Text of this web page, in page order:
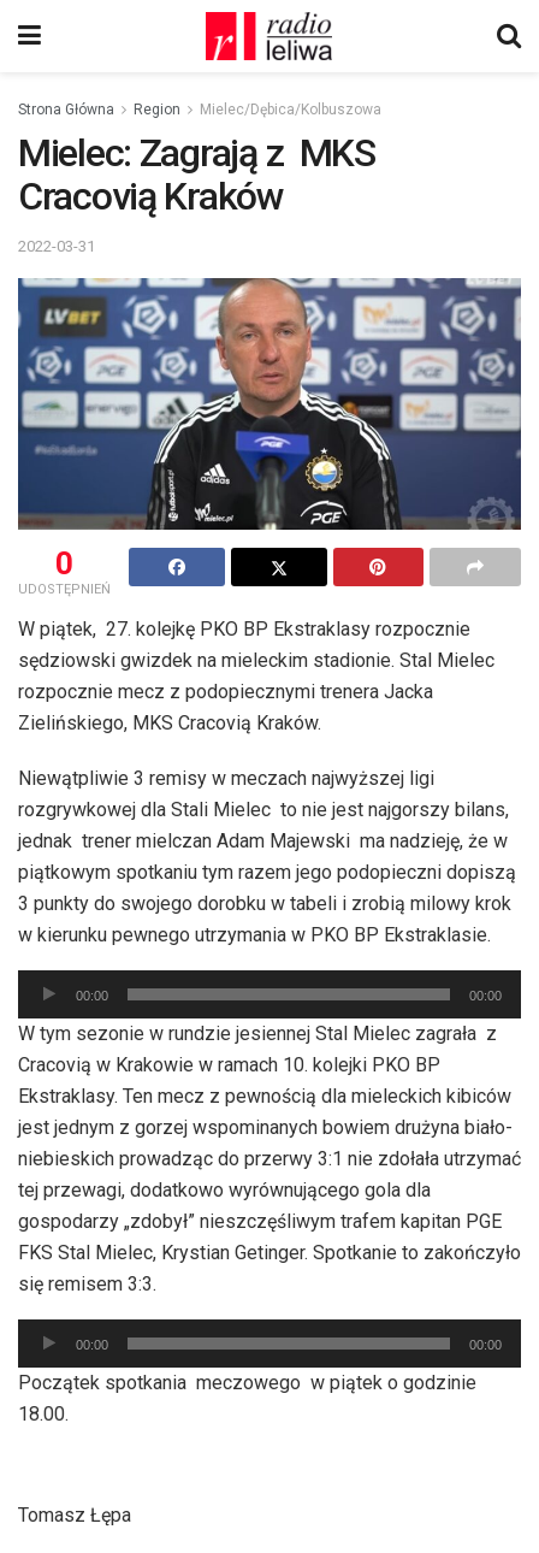
Strona Główna Region Mielec/Dębica/Kolbuszowa
Mielec: Zagrają z MKS
Cracovią Kraków
2022-03-31
0
UDOSTĘPNIEŃ
W piątek, 27. kolejkę PKO BP Ekstraklasy rozpocznie
sędziowski gwizdek na mieleckim stadionie. Stal Mielec
rozpocznie mecz z podopiecznymi trenera Jacka
Zielińskiego, MKS Cracovią Kraków.
Niewątpliwie 3 remisy w meczach najwyższej ligi
rozgrywkowej dla Stali Mielec to nie jest najgorszy bilans,
jednak trener mielczan Adam Majewski ma nadzieję, że w
piątkowym spotkaniu tym razem jego podopieczni dopiszą
3 punkty do swojego dorobku w tabeli i zrobią milowy krok
w kierunku pewnego utrzymania w PKO BP Ekstraklasie.
Odtwarzacz
plików
dźwiękowych
00:00 00:00
W tym sezonie w rundzie jesiennej Stal Mielec zagrała z
Cracovią w Krakowie w ramach 10. kolejki PKO BP
Ekstraklasy. Ten mecz z pewnością dla mieleckich kibiców
jest jednym z gorzej wspominanych bowiem drużyna biało-
niebieskich prowadząc do przerwy 3:1 nie zdołała utrzymać
tej przewagi, dodatkowo wyrównującego gola dla
gospodarzy „zdobył” nieszczęśliwym trafem kapitan PGE
FKS Stal Mielec, Krystian Getinger. Spotkanie to zakończyło
się remisem 3:3.
Odtwarzacz
plików
dźwiękowych
00:00 00:00
Początek spotkania meczowego w piątek o godzinie
18.00.
Tomasz Łępa